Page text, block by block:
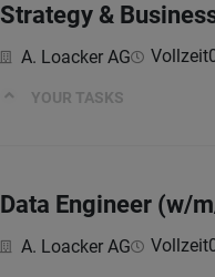
Strategy &
A. Loacker AG Vollzeit
YOUR TASKS
Data Engineer (w/
A. Loacker AG Vollzeit